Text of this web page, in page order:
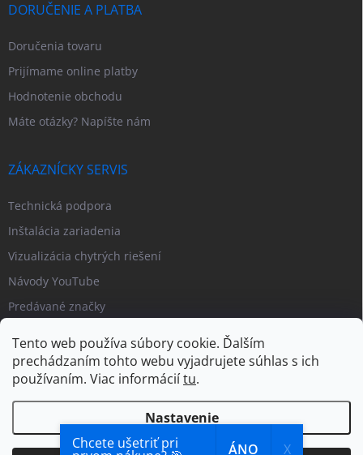
Tento web používa súbory cookie. Ďalším
prechádzaním tohto webu vyjadrujete súhlas s ich
používaním. Viac informáciítu.
Nastavenie
DORUČENIE A PLATBA
Doručenia tovaru
Prijímame online platby
Hodnotenie obchodu
Máte otázky? Napíšte nám
ZÁKAZNÍCKY SERVIS
Technická podpora
Inštalácia zariadenia
Vizualizácia chytrých riešení
Návody YouTube
Predávané značky
Copyright 2026PIPL.SK. Všetky práva vyhradené.Upraviť nastavenie
Chcete ušetriť pri ÁNO X​